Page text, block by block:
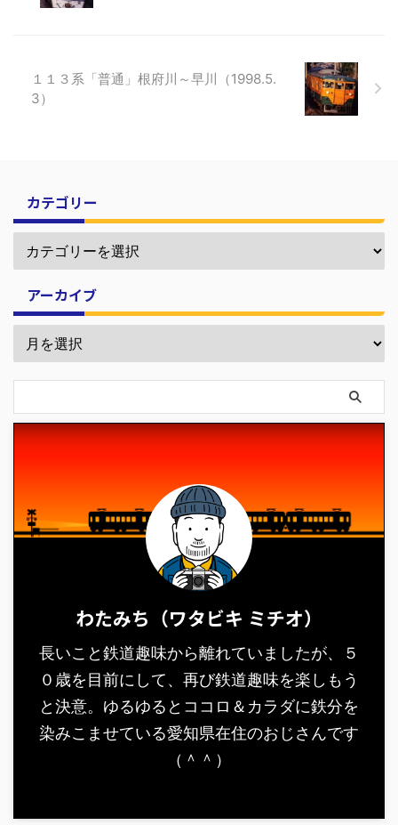
１１３系「普通」根府川～早川（1998.5.
3）
カテゴリー
アーカイブ
わたみち（ワタビキ ミチオ）
長いこと鉄道趣味から離れていましたが、５
０歳を目前にして、再び鉄道趣味を楽しもう
と決意。ゆるゆるとココロ＆カラダに鉄分を
染みこませている愛知県在住のおじさんです
（＾＾）